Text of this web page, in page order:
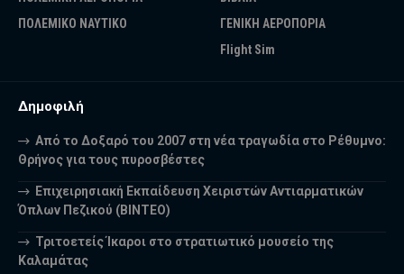
ΠΟΛΕΜΙΚΟ ΝΑΥΤΙΚΟ
ΓΕΝΙΚΗ ΑΕΡΟΠΟΡΙΑ
Flight Sim
Δημοφιλή
Από το Δοξαρό του 2007 στη νέα τραγωδία στο Ρέθυμνο:
Θρήνος για τους πυροσβέστες
Επιχειρησιακή Εκπαίδευση Χειριστών Αντιαρματικών
Όπλων Πεζικού (ΒΙΝΤΕΟ)
Τριτοετείς Ίκαροι στο στρατιωτικό μουσείο της
Καλαμάτας